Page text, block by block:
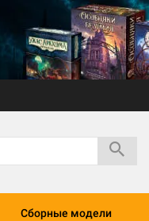
Сборные модели